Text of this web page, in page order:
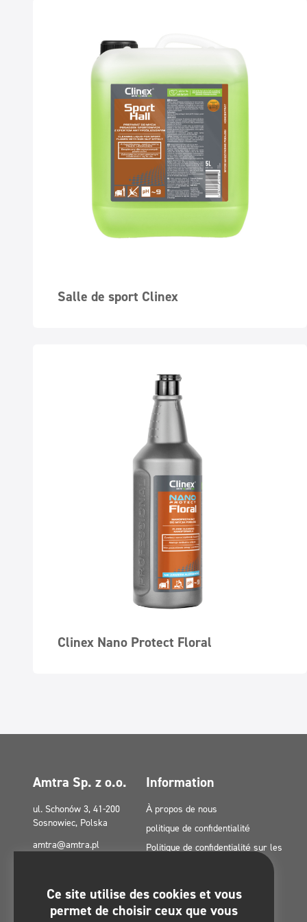
Salle de sport Clinex
Clinex Nano Protect Floral
Amtra Sp. z o.o.
ul. Schonów 3, 41-200
Sosnowiec, Polska
amtra@amtra.pl
Information
À propos de nous
politique de confidentialité
Politique de confidentialité sur les
Politique en matière de cookies
(UE)
Ce site utilise des cookies et vous
permet de choisir ceux que vous